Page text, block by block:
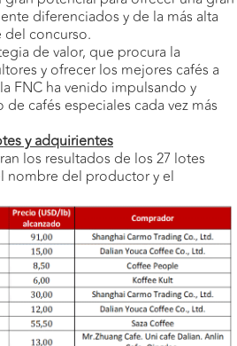
diferenciados y de la más alta
concurso.
de valor, que procura la
y ofrecer los mejores cafés a
FNC ha venido impulsando y
cafés especiales cada vez más
y adquirientes
los resultados de los 27 lotes
nombre del productor y el